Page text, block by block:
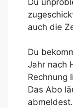
Du
auch die
Du
Jahr nach
Rechnung
Das Abo